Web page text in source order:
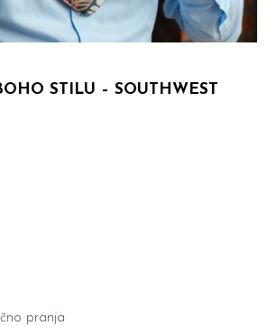
STILU – SOUTHWEST
pranja